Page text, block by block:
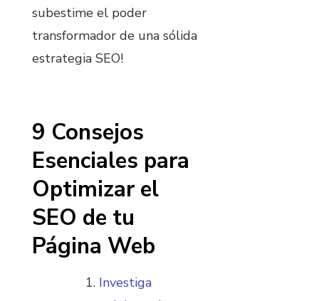
subestime el poder
transformador de una sólida
estrategia SEO!
9 Consejos
Esenciales para
Optimizar el
SEO de tu
Página Web
Investiga